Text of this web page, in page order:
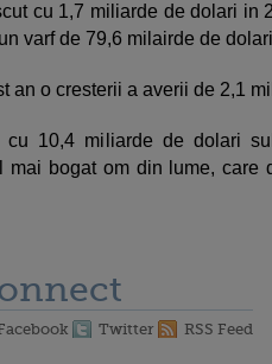
cu 1,7 miliarde de dolari in
varf de 79,6 milairde de
an o cresterii a averii de 2,1
10,4 miliarde de dolari
mai bogat om din lume, care
Twitter RSS Feed